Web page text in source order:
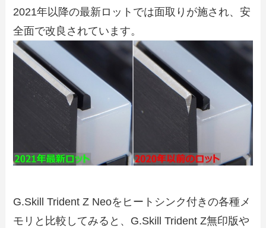
2021年以降の最新ロットでは面取りが施され、安
全面で改良されています。
G.Skill Trident Z Neoをヒートシンク付きの各種メ
モリと比較してみると、G.Skill Trident Z無印版や